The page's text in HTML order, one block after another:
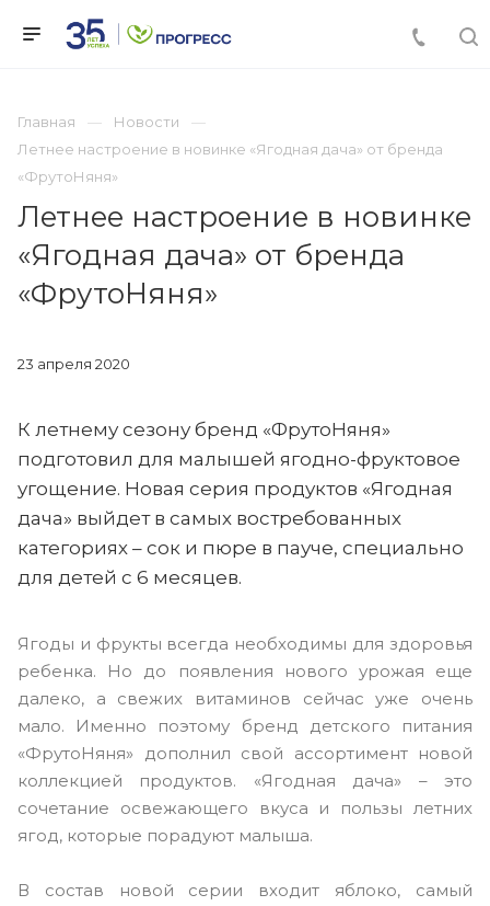
Главная
Новости
Летнее настроение в новинке «Ягодная дача» от бренда
«ФрутоНяня»
Летнее настроение в новинке
«Ягодная дача» от бренда
«ФрутоНяня»
23 апреля 2020
К летнему сезону бренд «ФрутоНяня»
подготовил для малышей ягодно-фруктовое
угощение. Новая серия продуктов «Ягодная
дача» выйдет в самых востребованных
категориях – сок и пюре в пауче, специально
для детей с 6 месяцев.
Ягоды и фрукты всегда необходимы для здоровья
ребенка. Но до появления нового урожая еще
далеко, а свежих витаминов сейчас уже очень
мало. Именно поэтому бренд детского питания
«ФрутоНяня» дополнил свой ассортимент новой
коллекцией продуктов. «Ягодная дача» – это
сочетание освежающего вкуса и пользы летних
ягод, которые порадуют малыша.
В состав новой серии входит яблоко, самый